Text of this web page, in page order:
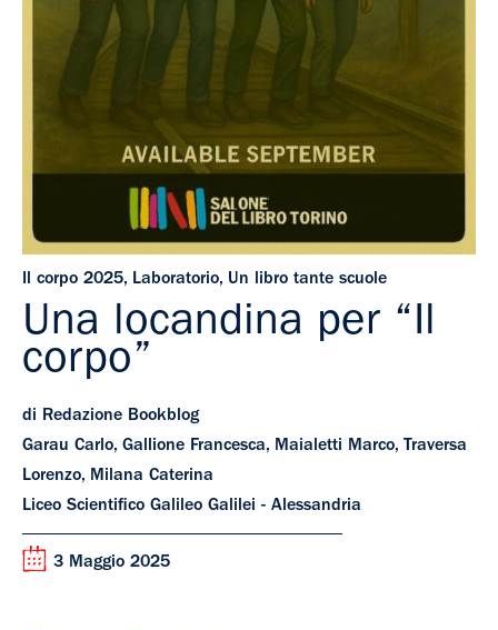
Il corpo 2025, Laboratorio, Un libro tante scuole
Una locandina per “Il
corpo”
di Redazione Bookblog
Garau Carlo, Gallione Francesca, Maialetti Marco, Traversa
Lorenzo, Milana Caterina
Liceo Scientifico Galileo Galilei - Alessandria
3 Maggio 2025